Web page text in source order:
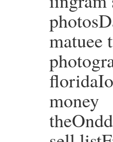
matuee
money